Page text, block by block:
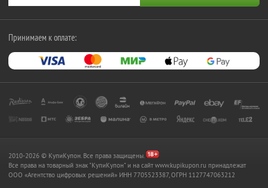
Принимаем к оплате:
2010-2026 © КупиКупон. Все права защищены.
Все права на товарный знак "КупиКупон" и на сайт www.kupikupon.ru принадлежат
OOO «Агентство цифровых решений» ИНН 7705523387, ОГРН 1127747063212